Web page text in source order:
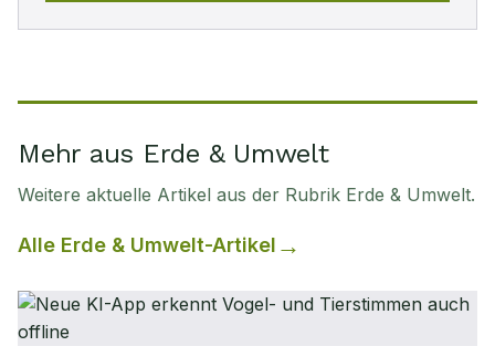
Mehr aus Erde & Umwelt
Weitere aktuelle Artikel aus der Rubrik Erde & Umwelt.
Alle Erde & Umwelt-Artikel